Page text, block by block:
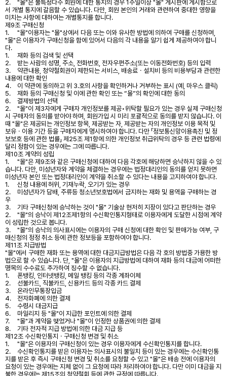
2.
"몰"은 불특정다수 회원에 대한 통지의 경우 1주일이상 "몰" 게시판에 게시함으로
서 개별 통지에 갈음할 수 있습니다. 다만, 회원 본인의 거래와 관련하여 중대한 영향을
미치는 사항에 대하여는 개별통지를 합니다.
제9조 구매신청
1.
"몰"이용자는 "몰"상에서 다음 또는 이와 유사한 방법에 의하여 구매를 신청하며,
"몰"은 이용자가 구매신청을 함에 있어서 다음의 각 내용을 알기 쉽게 제공하여야 합니
다.
1.
재화 등의 검색 및 선택
2.
받는 사람의 성명, 주소, 전화번호, 전자우편주소(또는 이동전화번호) 등의 입력
3.
약관내용, 청약철회권이 제한되는 서비스, 배송료ㆍ설치비 등의 비용부담과 관련한
내용에 대한 확인
4.
이 약관에 동의하고 위 3.호의 사항을 확인하거나 거부하는 표시 (예, 마우스 클릭)
5.
재화 등의 구매신청 및 이에 관한 확인 또는 “몰”의 확인에 대한 동의
6.
결제방법의 선택
2.
"몰"이 제3자에게 구매자 개인정보를 제공•위탁할 필요가 있는 경우 실제 구매신청
시 구매자의 동의를 받아야 하며, 회원가입 시 미리 포괄적으로 동의를 받지 않습니다. 이
때 "몰"은 제공되는 개인정보 항목, 제공받는 자, 제공받는 자의 개인정보 이용 목적 및
보유ㆍ이용 기간 등을 구매자에게 명시하여야 합니다. 다만 「정보통신망이용촉진 및 정
보보호 등에 관한 법률」 제25조 제1항에 의한 개인정보 취급위탁의 경우 등 관련 법령에
달리 정함이 있는 경우에는 그에 따릅니다.
제10조 계약의 성립
1.
"몰"은 제9조와 같은 구매신청에 대하여 다음 각호에 해당하면 승낙하지 않을 수 있
습니다. 다만, 미성년자와 계약을 체결하는 경우에는 법정대리인의 동의를 얻지 못하면
미성년자 본인 또는 법정대리인이 계약을 취소할 수 있다는 내용을 고지하여야 합니다.
1.
신청 내용에 허위, 기재누락, 오기가 있는 경우
2.
미성년자가 담배, 주류등 청소년보호법에서 금지하는 재화 및 용역을 구매하는 경
우
3.
기타 구매신청에 승낙하는 것이 "몰" 기술상 현저히 지장이 있다고 판단하는 경우
2.
"몰"의 승낙이 제12조제1항의 수신확인통지형태로 이용자에게 도달한 시점에 계약
이 성립한 것으로 봅니다.
3.
"몰"의 승낙의 의사표시에는 이용자의 구매 신청에 대한 확인 및 판매가능 여부, 구
매신청의 정정 취소 등에 관한 정보등을 포함하여야 합니다.
제11조 지급방법
"몰"에서 구매한 재화 또는 용역에 대한 대금지급방법은 다음 각 호의 방법중 가용한 방
법으로 할 수 있습니다. 단, "몰"은 이용자의 지급방법에 대하여 재화 등의 대금에 어떠한
명목의 수수료도 추가하여 징수할 수 없습니다.
1.
폰뱅킹, 인터넷뱅킹, 메일 뱅킹 등의 각종 계좌이체
2.
선불카드, 직불카드, 신용카드 등의 각종 카드 결제
3.
온라인무통장입금
4.
전자화폐에 의한 결제
5.
수령시 대금지급
6.
마일리지 등 "몰"이 지급한 포인트에 의한 결제
7.
"몰"과 계약을 맺었거나 "몰"이 인정한 상품권에 의한 결제
8.
기타 전자적 지급 방법에 의한 대금 지급 등
제12조 수신확인통지ㆍ구매신청 변경 및 취소
1.
"몰"은 이용자의 구매신청이 있는 경우 이용자에게 수신확인통지를 합니다.
2.
수신확인통지를 받은 이용자는 의사표시의 불일치 등이 있는 경우에는 수신확인통
지를 받은 후 즉시 구매신청 변경 및 취소를 요청할 수 있고 "몰"은 배송 전에 이용자의
요청이 있는 경우에는 지체 없이 그 요청에 따라 처리하여야 합니다. 다만 이미 대금을 지
불한 경우에는 제15조의 청약철회 등에 관한 규정에 따릅니다.